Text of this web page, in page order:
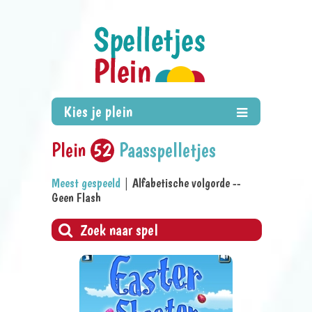
Plein 52 Paasspelletjes
Meest gespeeld Alfabetische volgorde--
Geen Flash